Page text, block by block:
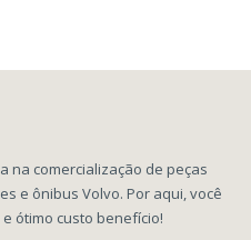
na comercialização de peças
e ônibus Volvo. Por aqui, você
ótimo custo benefício!